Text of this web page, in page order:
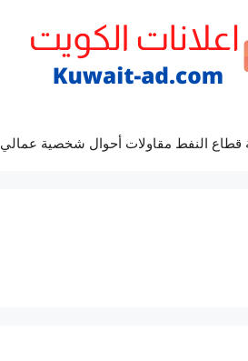
النفط مقاولات أحوال شخصية عمالي